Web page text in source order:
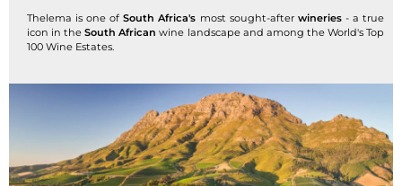
Thelema is one ofSouth Africa's most sought-after wineries- a true
icon in theSouth African wine landscape and among the World's Top
100 Wine Estates.